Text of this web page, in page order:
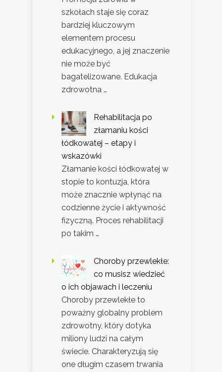
szkołach staje się coraz
bardziej kluczowym
elementem procesu
edukacyjnego, a jej znaczenie
nie może być
bagatelizowane. Edukacja
zdrowotna …
Rehabilitacja po
złamaniu kości
łódkowatej – etapy i
wskazówki
Złamanie kości łódkowatej w
stopie to kontuzja, która
może znacznie wpłynąć na
codzienne życie i aktywność
fizyczną. Proces rehabilitacji
po takim …
Choroby przewlekłe:
co musisz wiedzieć
o ich objawach i leczeniu
Choroby przewlekłe to
poważny globalny problem
zdrowotny, który dotyka
miliony ludzi na całym
świecie. Charakteryzują się
one długim czasem trwania